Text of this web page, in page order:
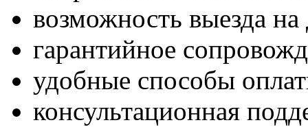
возможность выезда
гарантийное
удобные способы
консультационная